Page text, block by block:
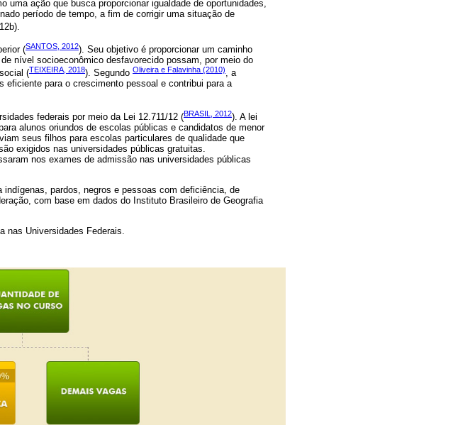
ação que busca proporcionar igualdade de oportunidades,
período de tempo, a fim de corrigir uma situação de
(SANTOS, 2012). Seu objetivo é proporcionar um caminho
nível socioeconômico desfavorecido possam, por meio do
(TEIXEIRA, 2018). Segundo Oliveira e Falavinha (2010), a
eficiente para o crescimento pessoal e contribui para a
federais por meio da Lei 12.711/12 (BRASIL, 2012). A lei
alunos oriundos de escolas públicas e candidatos de menor
seus filhos para escolas particulares de qualidade que
exigidos nas universidades públicas gratuitas.
nos exames de admissão nas universidades públicas
pardos, negros e pessoas com deficiência, de
com base em dados do Instituto Brasileiro de Geografia
nas Universidades Federais.